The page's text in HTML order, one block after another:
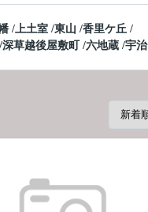
/上土室 /東山 /香里ケ丘 /
/深草越後屋敷町 /六地蔵 /宇治